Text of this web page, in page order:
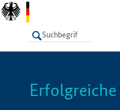
LISTE